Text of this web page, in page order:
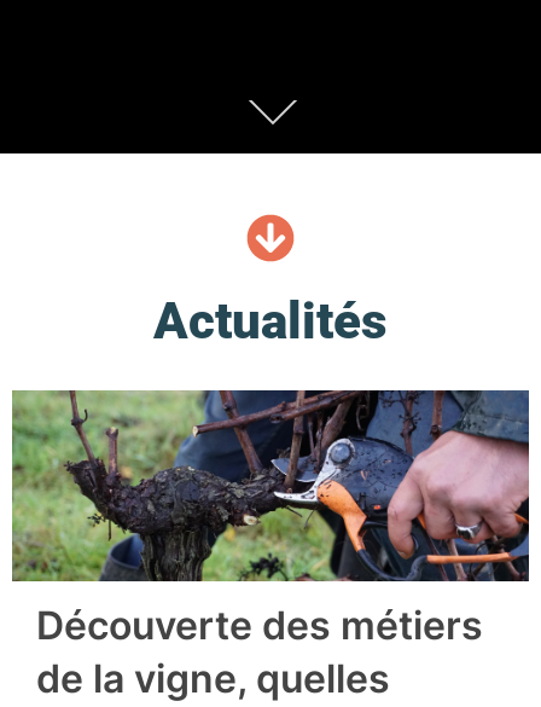
Actualités
Découverte des métiers
de la vigne, quelles